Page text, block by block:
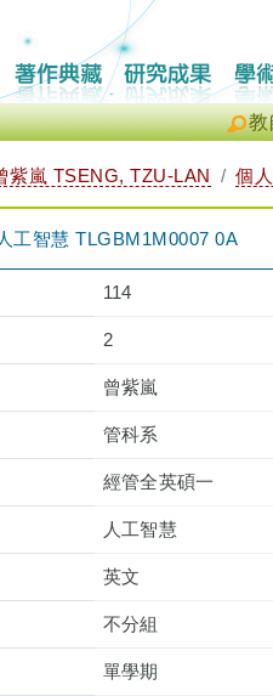
教
紫嵐 TSENG, TZU-LAN 個
工智慧 TLGBM1M0007 0A
114
2
曾紫嵐
管科系
經管全英碩一
人工智慧
英文
不分組
單學期